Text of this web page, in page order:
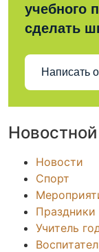
учебного
сделать
Написать
Новости
Спорт
Праздники
Учитель